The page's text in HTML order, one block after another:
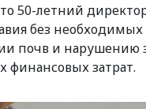
50-летний
без
почв и нарушению
финансовых затрат.